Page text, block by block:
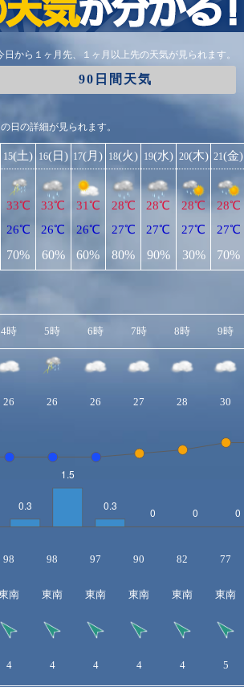
日から１ヶ月先、１ヶ月以上先の天気が見られます。
90日間天気
日の詳細が見られます。
15(土)
33℃
26℃
70%
16(日)
33℃
26℃
60%
17(月)
31℃
26℃
60%
18(火)
28℃
27℃
80%
19(水)
28℃
27℃
90%
20(木)
28℃
27℃
30%
21(金)
28℃
27℃
70%
4時 5時 6時 7時 8時 9時
26 26 26 27 28 30
98 98 97 90 82 77
南 東南 東南 東南 東南 東南
4 4 4 4 4 5